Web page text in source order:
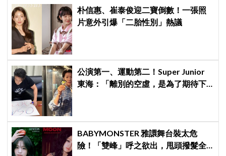
朴信惠、崔泰俊迎二寶倒數！一張照
片意外引爆「二胎性別」熱議
公演第一、運動第二！Super Junior
東海：「離別的空虛，是為了期待下
BABYMONSTER 雅譞舞台裝太危
險！「雙峰」呼之欲出，甩頭撥髮全